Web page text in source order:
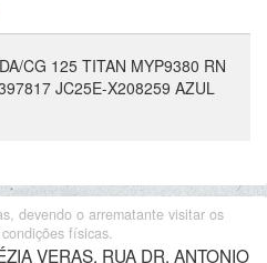
CG 125 TITAN MYP9380 RN
JC25E-X208259 AZUL
devendo o arrematante visitar os
físicas.
VERAS, RUA DR. ANTONIO